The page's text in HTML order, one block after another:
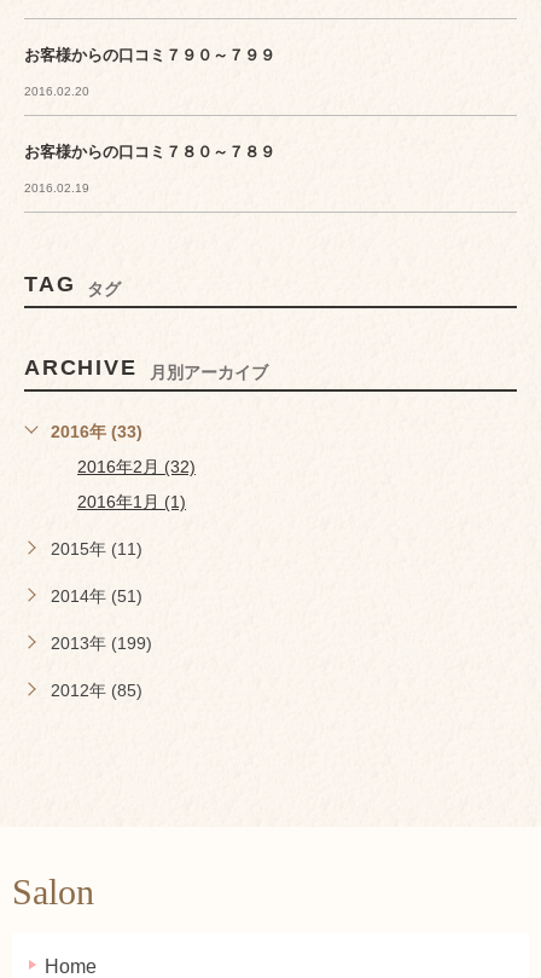
お客様からの口コミ７９０～７９９
2016.02.20
お客様からの口コミ７８０～７８９
2016.02.19
TAG タグ
ARCHIVE 月別アーカイブ
2016年 (33)
2016年2月 (32)
2016年1月 (1)
2015年 (11)
2014年 (51)
2013年 (199)
2012年 (85)
Salon
Home